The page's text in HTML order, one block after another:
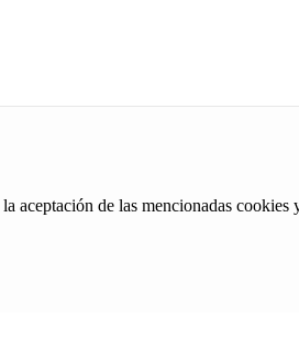
aceptación de las mencionadas cookies